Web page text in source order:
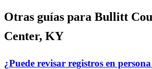
Otras guías para Bullitt
Center, KY
¿Puede revisar registros en